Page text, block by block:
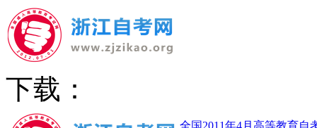
下载：
全国2011年4月高等教育自